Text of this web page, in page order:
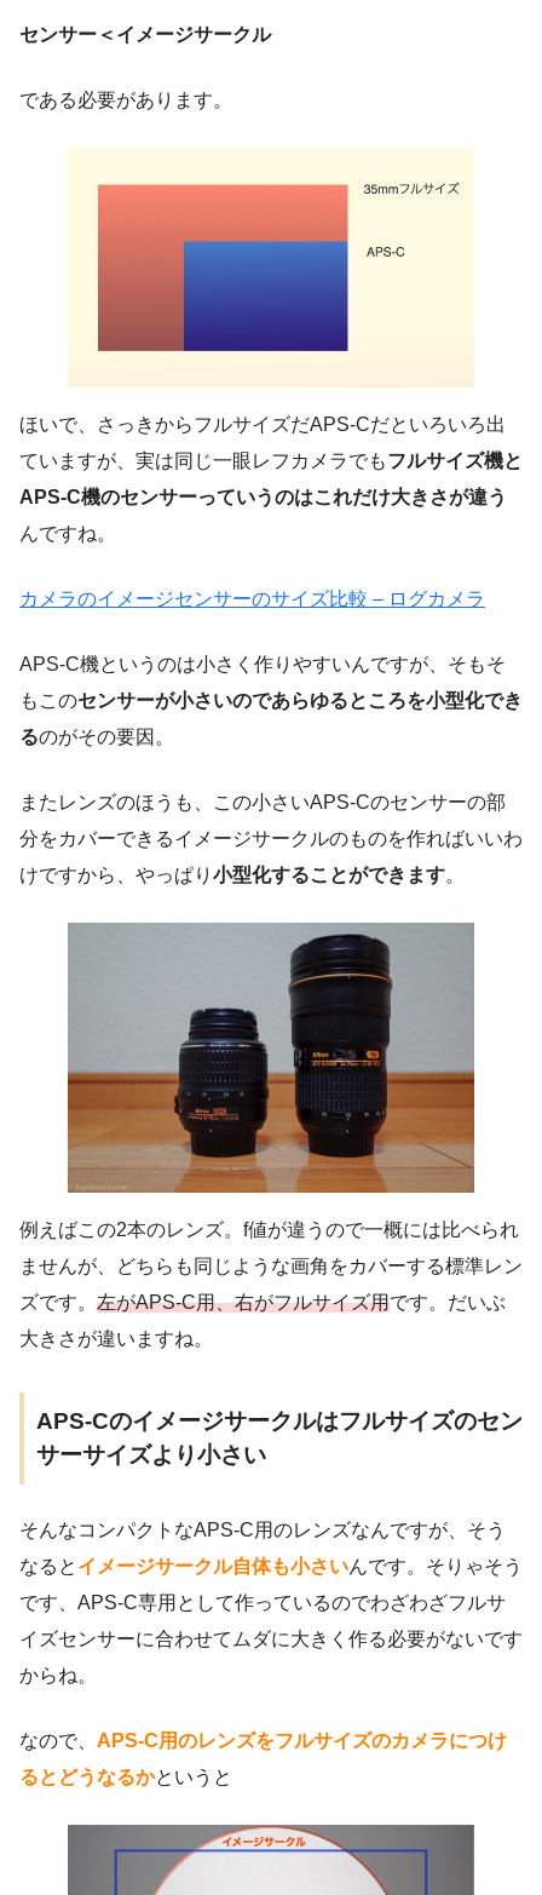
センサー＜イメージサークル
である必要があります。
ほいで、さっきからフルサイズだAPS-Cだといろいろ出
ていますが、実は同じ一眼レフカメラでもフルサイズ機と
APS-C機のセンサーっていうのはこれだけ大きさが違う
んですね。
カメラのイメージセンサーのサイズ比較 – ログカメラ
APS-C機というのは小さく作りやすいんですが、そもそ
もこのセンサーが小さいのであらゆるところを小型化でき
るのがその要因。
またレンズのほうも、この小さいAPS-Cのセンサーの部
分をカバーできるイメージサークルのものを作ればいいわ
けですから、やっぱり 小型化することができます。
例えばこの2本のレンズ。f値が違うので一概には比べられ
ませんが、どちらも同じような画角をカバーする標準レン
ズです。 左がAPS-C用、右がフルサイズ用です。だいぶ
大きさが違いますね。
APS-Cのイメージサークルはフルサイズのセン
サーサイズより小さい
そんなコンパクトなAPS-C用のレンズなんですが、そう
なると イメージサークル自体も小さいんです。そりゃそう
です、APS-C専用として作っているのでわざわざフルサ
イズセンサーに合わせてムダに大きく作る必要がないです
からね。
なので、 APS-C用のレンズをフルサイズのカメラにつけ
るとどうなるかというと